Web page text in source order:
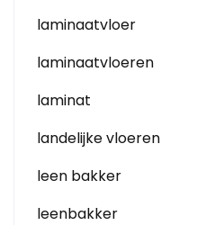
laminaatvloer
laminaatvloeren
laminat
landelijke vloeren
leen bakker
leenbakker